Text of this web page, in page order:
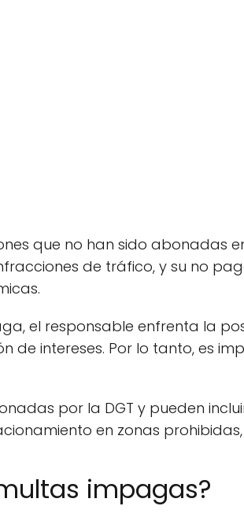
que no han sido abonadas
de tráfico, y su no
el responsable enfrenta la
de intereses. Por lo tanto, es
por la DGT y pueden
en zonas
impagas?